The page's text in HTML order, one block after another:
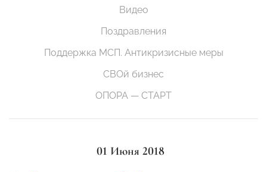
Видео
Поздравления
Поддержка МСП. Антикризисные меры
СВОй бизнес
ОПОРА — СТАРТ
01 Июня 2018